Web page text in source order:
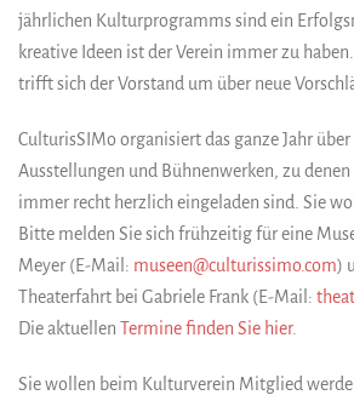
jährlichen Kulturprogramms sind ein
kreative Ideen ist der Verein immer zu
trifft sich der Vorstand um über neue
CulturisSIMo organisiert das ganze Jahr
Ausstellungen und Bühnenwerken, zu
immer recht herzlich eingeladen sind. Sie
Bitte melden Sie sich frühzeitig für eine
Meyer (E-Mail: museen@culturissimo.com)
Theaterfahrt bei Gabriele Frank (E-Mail:
Die aktuellen Termine finden Sie hier.
Sie wollen beim Kulturverein Mitglied